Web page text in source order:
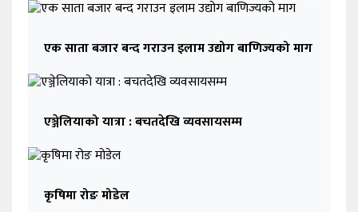
एक साता बजार बन्द गराउन इलाम उद्योग बाणिज्यको माग
एञ्जेलियाको यात्रा : बचतदेखि व्यवसायसम्म
कृषिमा रोङ मोडेल